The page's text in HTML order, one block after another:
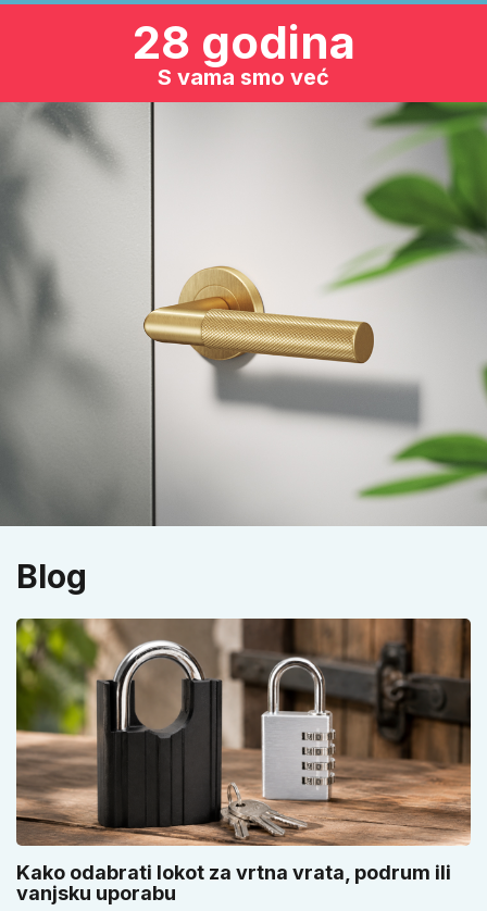
28 godina
S vama smo već
Blog
Kako odabrati lokot za vrtna vrata, podrum ili
vanjsku uporabu